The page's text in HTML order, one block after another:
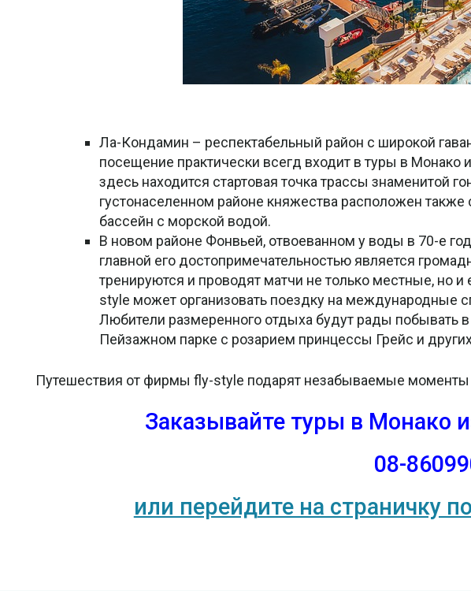
Ла-Кондамин – респектабельный район с широкой
посещение практически всегд входит в туры в Монако
здесь находится стартовая точка трассы знаменитой
густонаселенном районе княжества расположен также
бассейн с морской водой.
В новом районе Фонвьей, отвоеванном у воды в 70-е
главной его достопримечательностью является
тренируются и проводят матчи не только местные,
style может организовать поездку на международные
Любители размеренного отдыха будут рады побывать
Пейзажном парке с розарием принцессы Грейс и
Путешествия от фирмы fly-style подарят незабываемые
Заказывайте туры в Монако
08-
или перейдите на страничку